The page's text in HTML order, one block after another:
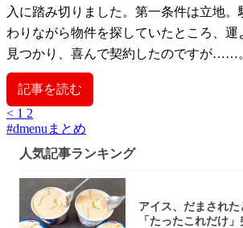
入に踏み切りました。第一条件は立地
わりながら物件を探していたところ、
見つかり、喜んで契約したのですが……
記事を読む
< 1 2
#dmenuまとめ
人気記事ランキング
アイス、だまされ
「たったこれだけ